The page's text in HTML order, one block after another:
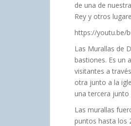
de una de
Rey y otros
https://youtu.be/
Las Murallas de
bastiones. Es un
visitantes a
otra junto a la
una tercera junto
Las murallas
puntos hasta los